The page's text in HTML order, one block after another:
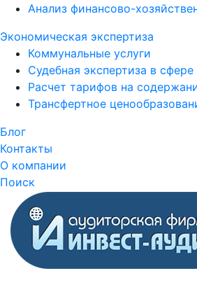
Анализ финансово-
Экономическая экспертиза
Коммунальные услуги
Судебная экспертиза в
Расчет тарифов на
Трансфертное
Блог
Контакты
О компании
Поиск